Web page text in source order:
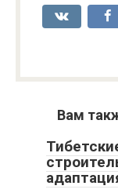
Вам